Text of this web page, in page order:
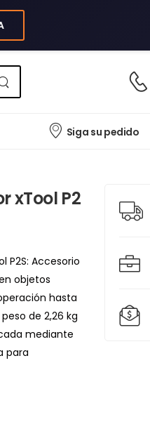
Siga su pedido
xTool P2
P2S: Accesorio
objetos
hasta
de 2,26 kg
mediante
para